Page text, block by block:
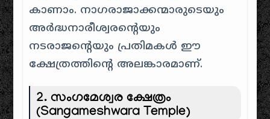
കാണാം. നാഗരാജാക്കന്മാരുടെയും
അർദ്ധനാരീശ്വരന്റെയും
നടരാജന്റെയും പ്രതിമകൾ ഈ
ക്ഷേത്രത്തിന്റെ അലങ്കാരമാണ്.
2.സംഗമേശ്വര ക്ഷേത്രം
(Sangameshwara Temple)